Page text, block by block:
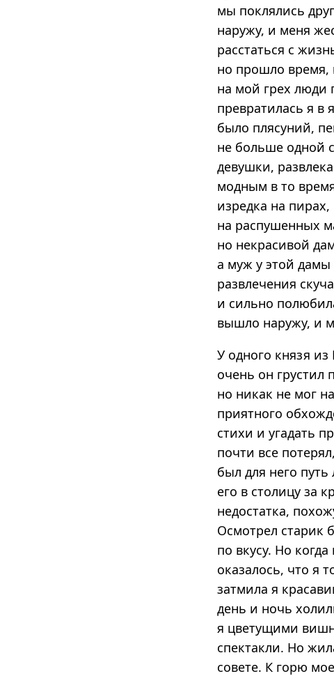
мы поклялись
наружу, и меня
расстаться с
но прошло время,
на мой грех люди
превратилась я в
было плясуний,
не больше одной
девушки,
модным в то
изредка на
на распушенных
но некрасивой
а муж у этой дамы
развлечения
и сильно
вышло наружу, и
У одного князя
очень он грустил
но никак не мог
приятного
стихи и угадать
почти все
был для него
его в столицу за
недостатка,
Осмотрел старик
по вкусу. Но
оказалось, что я
затмила я
день и ночь
я цветущими
спектакли. Но
совете. К горю